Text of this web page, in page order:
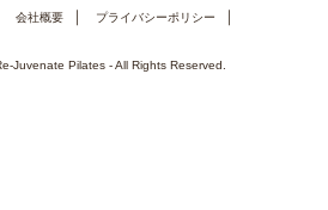
会社概要 プライバシーポリシー
Juvenate Pilates - All Rights Reserved.